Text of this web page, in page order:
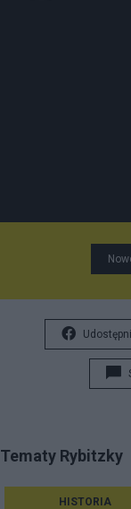
Tematy Rybitzky
HISTORIA